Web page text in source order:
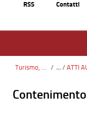
RSS Contatti
Turismo, Sport, Caccia, Pesca /